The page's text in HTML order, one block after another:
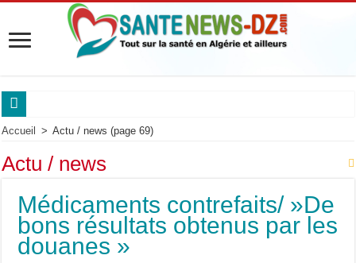
Sanofi Algérie mobilise les experts des maladies respiratoires.
Maladie de Pompe : « Les complications respiratoires peuvent être silencieuses
Maladie de Pompe : les experts alertent sur l’urgence d’un diagnostic précoce
Saidal et Boehringer Ingelheim: Produire localement des traitements innovants
Pr Nouioua alerte sur les signes respiratoires qui retardent le diagnostic.
Accueil > Actu / news (page 69)
Actu / news
Médicaments contrefaits/ »De
bons résultats obtenus par les
douanes »